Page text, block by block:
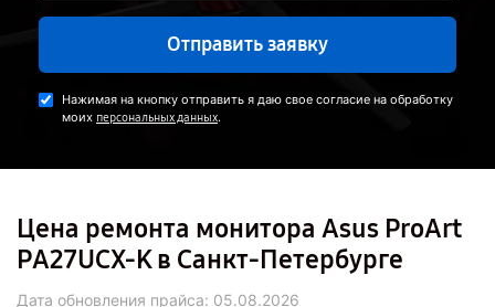
Отправить заявку
Нажимая на кнопку отправить я даю свое согласие на обработку
моих персональных данных.
Цена ремонта монитора Asus ProArt
PA27UCX-K в Санкт-Петербурге
Дата обновления прайса: 05.08.2026